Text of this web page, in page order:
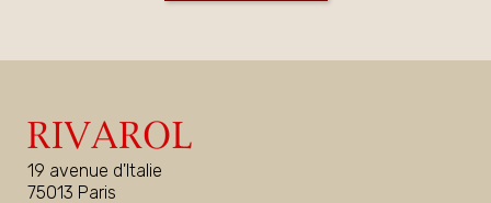
19 avenue d'Italie
75013 Paris